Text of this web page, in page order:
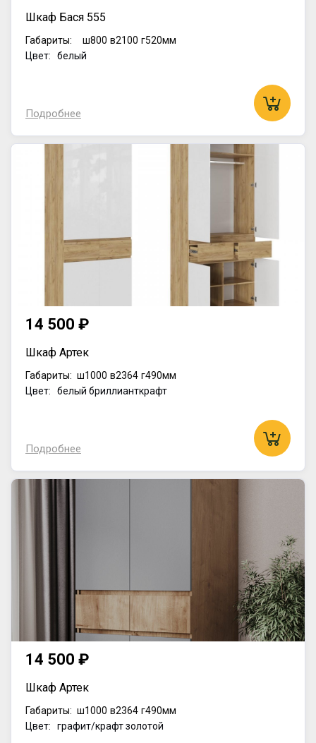
Шкаф Бася 555
Габариты: ш800 в2100 г520мм
Цвет: белый
Подробнее
14 500 ₽
Шкаф Артек
Габариты: ш1000 в2364 г490мм
Цвет: белый бриллианткрафт
Подробнее
14 500 ₽
Шкаф Артек
Габариты: ш1000 в2364 г490мм
Цвет: графит/крафт золотой